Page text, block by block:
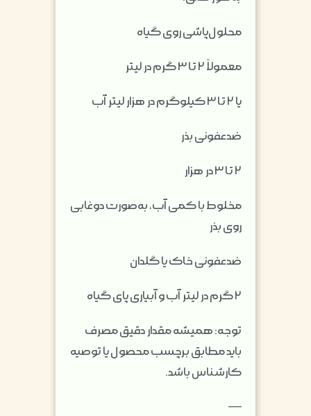
محلول‌پاشی روی گیاه
معمولاً ۲ تا ۳ گرم در لیتر
یا ۲ تا ۳ کیلوگرم در هزار لیتر آب
ضدعفونی بذر
۲ تا ۳ در هزار
مخلوط با کمی آب، به‌صورت دوغابی
روی بذر
ضدعفونی خاک یا گلدان
۲ گرم در لیتر آب و آبیاری پای گیاه
توجه: همیشه مقدار دقیق مصرف
باید مطابق برچسب محصول یا توصیه
کارشناس باشد.
—